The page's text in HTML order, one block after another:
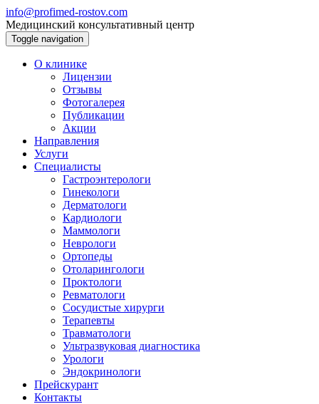
info@profimed-rostov.com
Медицинский консультативный центр
Toggle navigation
О клинике
Лицензии
Отзывы
Фотогалерея
Публикации
Акции
Направления
Услуги
Специалисты
Гастроэнтерологи
Гинекологи
Дерматологи
Кардиологи
Маммологи
Неврологи
Ортопеды
Отоларингологи
Проктологи
Ревматологи
Сосудистые хирурги
Терапевты
Травматологи
Ультразвуковая диагностика
Урологи
Эндокринологи
Прейскурант
Контакты